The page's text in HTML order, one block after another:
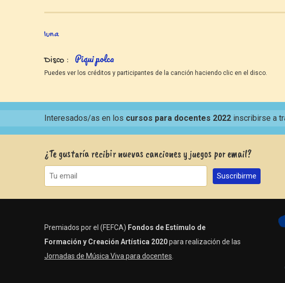
luna
Disco Piqui polca
Puedes ver los créditos y participantes de la canción haciendo clic en el disco.
Interesados/as en los cursos para docentes 2022 inscribirse a
¿Te gustaría recibir nuevas canciones y juegos por email?
Premiados por el (FEFCA) Fondos de Estímulo de
Formación y Creación Artística 2020para realización de las
Jornadas de Música Viva para docentes